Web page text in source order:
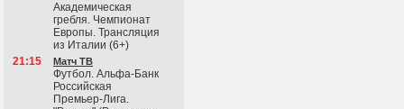
Академическая
гребля. Чемпионат
Европы. Трансляция
из Италии (6+)
21:15
Матч ТВ
Футбол. Альфа-Банк
Российская
Премьер-Лига.